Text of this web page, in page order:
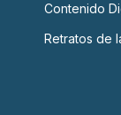
Contenido
Retratos de